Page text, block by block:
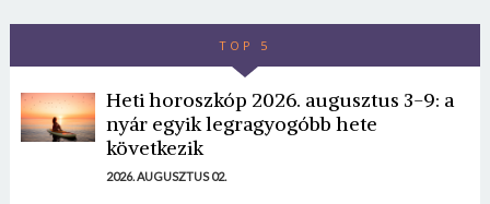
TOP 5
Heti horoszkóp 2026. augusztus 3-9: a
nyár egyik legragyogóbb hete
következik
2026. AUGUSZTUS 02.
Jelszó
Mégse Bejelentkezés